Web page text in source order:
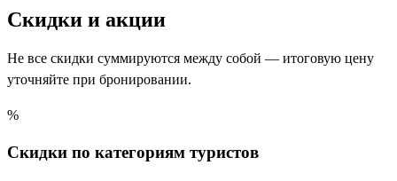
Скидки и акции
Не все скидки суммируются между собой — итоговую цену
уточняйте при бронировании.
%
Скидки по категориям туристов